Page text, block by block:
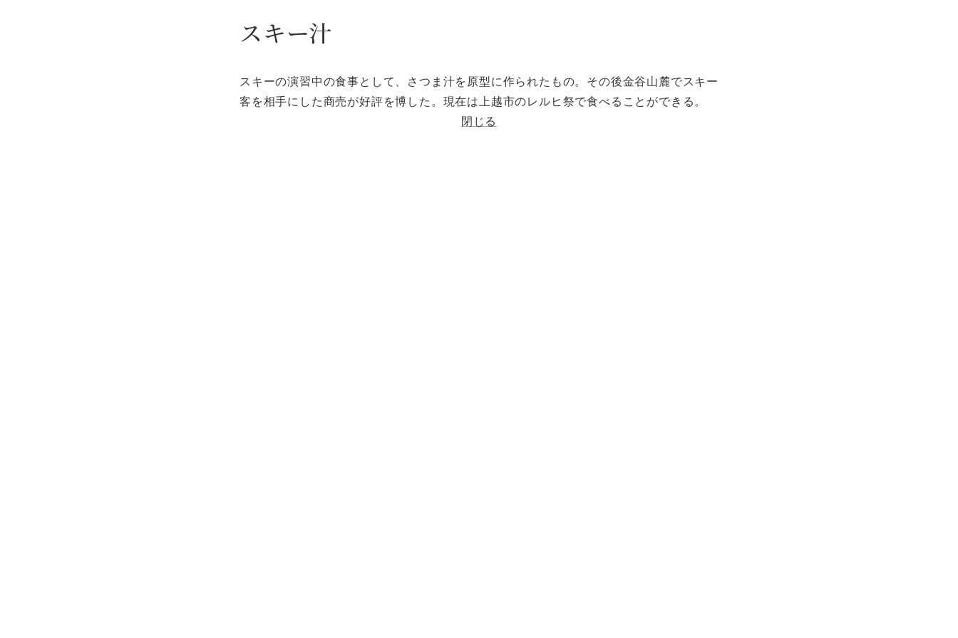
スキー汁
スキーの演習中の食事として、さつま汁を原型に作られたもの。その後金谷山麓でスキー
客を相手にした商売が好評を博した。現在は上越市のレルヒ祭で食べることができる。
閉じる